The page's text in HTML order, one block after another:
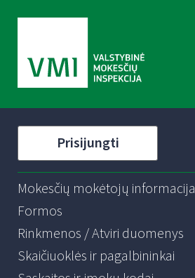
Prisijungti
Mokesčių mokėtojų informacija
Formos
Rinkmenos / Atviri duomenys
Skaičiuoklės ir pagalbininkai